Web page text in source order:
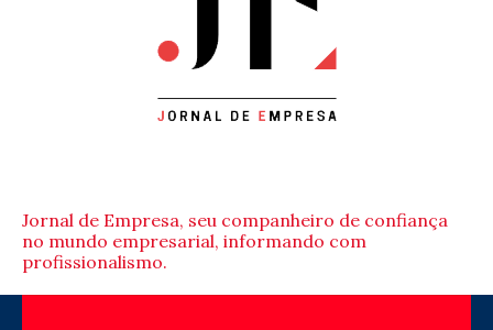
Jornal de Empresa, seu companheiro de confiança
no mundo empresarial, informando com
profissionalismo.